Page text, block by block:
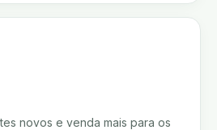
novos e venda mais para os